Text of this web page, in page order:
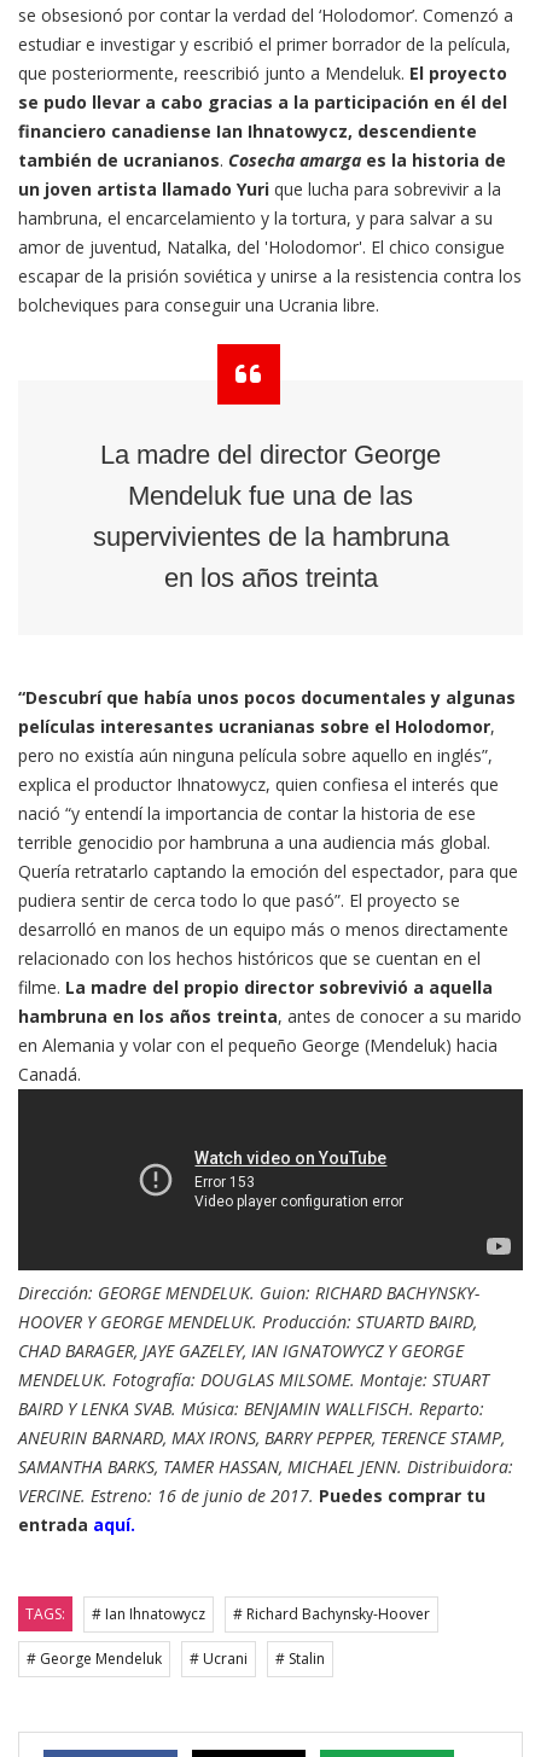
se obsesionó por contar la verdad del ‘Holodomor’. Comenzó a
estudiar e investigar y escribió el primer borrador de la película,
que posteriormente, reescribió junto a Mendeluk. El proyecto
se pudo llevar a cabo gracias a la participación en él del
financiero canadiense Ian Ihnatowycz, descendiente
también de ucranianos. Cosecha amarga es la historia de
un joven artista llamado Yuri que lucha para sobrevivir a la
hambruna, el encarcelamiento y la tortura, y para salvar a su
amor de juventud, Natalka, del 'Holodomor'. El chico consigue
escapar de la prisión soviética y unirse a la resistencia contra los
bolcheviques para conseguir una Ucrania libre.
La madre del director George
Mendeluk fue una de las
supervivientes de la hambruna
en los años treinta
“Descubrí que había unos pocos documentales y algunas
películas interesantes ucranianas sobre el Holodomor,
pero no existía aún ninguna película sobre aquello en inglés”,
explica el productor Ihnatowycz, quien confiesa el interés que
nació “y entendí la importancia de contar la historia de ese
terrible genocidio por hambruna a una audiencia más global.
Quería retratarlo captando la emoción del espectador, para que
pudiera sentir de cerca todo lo que pasó”. El proyecto se
desarrolló en manos de un equipo más o menos directamente
relacionado con los hechos históricos que se cuentan en el
filme. La madre del propio director sobrevivió a aquella
hambruna en los años treinta, antes de conocer a su marido
en Alemania y volar con el pequeño George (Mendeluk) hacia
Canadá.
Dirección: GEORGE MENDELUK. Guion: RICHARD BACHYNSKY-
HOOVER Y GEORGE MENDELUK. Producción: STUARTD BAIRD,
CHAD BARAGER, JAYE GAZELEY, IAN IGNATOWYCZ Y GEORGE
MENDELUK. Fotografía: DOUGLAS MILSOME. Montaje: STUART
BAIRD Y LENKA SVAB. Música: BENJAMIN WALLFISCH. Reparto:
ANEURIN BARNARD, MAX IRONS, BARRY PEPPER, TERENCE STAMP,
SAMANTHA BARKS, TAMER HASSAN, MICHAEL JENN. Distribuidora:
VERCINE. Estreno: 16 de junio de 2017. Puedes comprar tu
entrada aquí.
TAGS: # Ian Ihnatowycz # Richard Bachynsky-Hoover
# George Mendeluk # Ucrani # Stalin